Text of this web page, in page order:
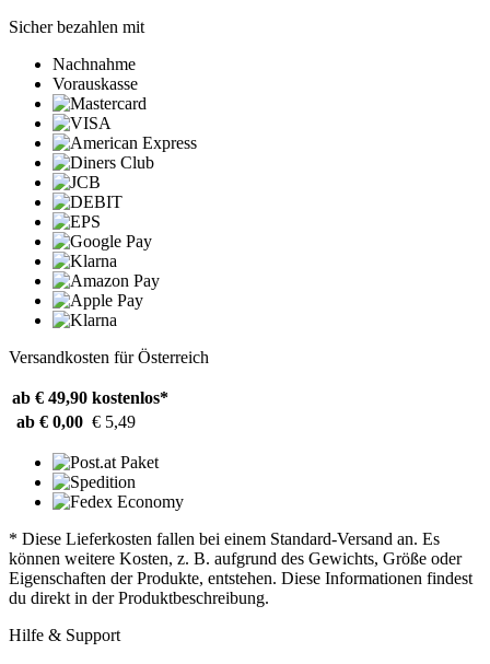
Sicher bezahlen mit
Nachnahme
Vorauskasse
Versandkosten für Österreich
ab € 49,90 kostenlos*
ab € 0,00 € 5,49
* Diese Lieferkosten fallen bei einem Standard-Versand an. Es
können weitere Kosten, z. B. aufgrund des Gewichts, Größe oder
Eigenschaften der Produkte, entstehen. Diese Informationen findest
du direkt in der Produktbeschreibung.
Hilfe & Support